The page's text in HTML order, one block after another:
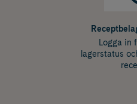
Logga in
lagerstatus